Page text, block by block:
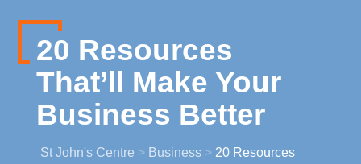
20 Resources
That’ll Make Your
Business Better
St John's Centre > Business> 20 Resources